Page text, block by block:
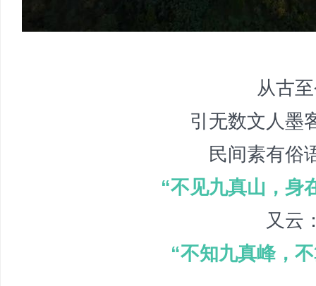
从古
引无数文人墨
民间素有俗
“不见九真山，身
又云
“不知九真峰，